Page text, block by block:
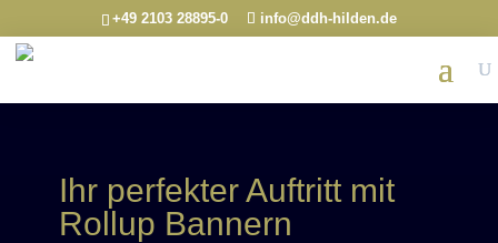
+49 2103 28895-0 info@ddh-hilden.de
Ihr perfekter Auftritt mit
Rollup Bannern